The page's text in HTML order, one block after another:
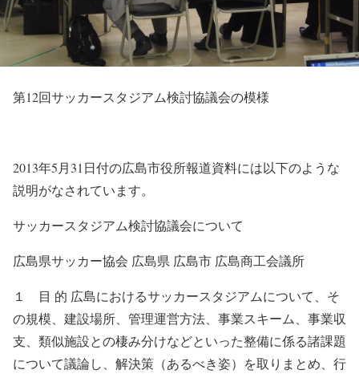
第12回サッカースタジアム検討協議会の模様
2013年5月31日付の広島市役所報道資料には以下のような
説明がなされています。
サッカースタジアム検討協議会について
広島県サッカー協会 広島県 広島市 広島商工会議所
１ 目 的 広島におけるサッカースタジアムについて、そ
の規模、建設場所、管理運営方法、事業スキーム、事業収
支、類似施設との棲み分けなどといった整備に係る諸課題
について議論し、解決策（あるべき姿）を取りまとめ、行